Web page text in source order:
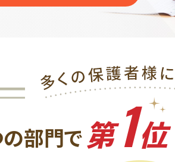
部門で 第1位